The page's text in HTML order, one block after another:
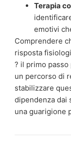
Terapia
emotivi
Comprendere
risposta
? il primo
un percorso di
stabilizzare
dipendenza dai
una guarigione